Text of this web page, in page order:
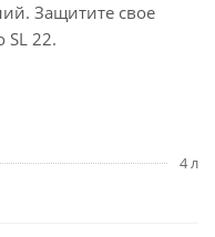
Защитите свое
SL 22.
4 л